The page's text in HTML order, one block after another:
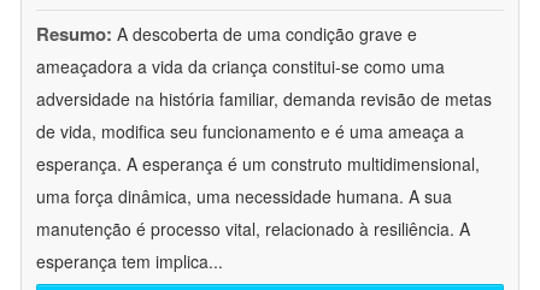
Resumo: A descoberta de uma condição grave e
ameaçadora a vida da criança constitui-se como uma
adversidade na história familiar, demanda revisão de metas
de vida, modifica seu funcionamento e é uma ameaça a
esperança. A esperança é um construto multidimensional,
uma força dinâmica, uma necessidade humana. A sua
manutenção é processo vital, relacionado à resiliência. A
esperança tem implica...